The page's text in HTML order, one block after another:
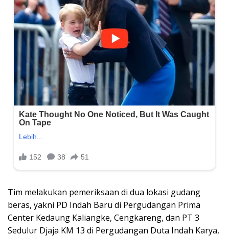
Tim melakukan pemeriksaan di dua lokasi gudang
beras, yakni PD Indah Baru di Pergudangan Prima
Center Kedaung Kaliangke, Cengkareng, dan PT 3
Sedulur Djaja KM 13 di Pergudangan Duta Indah Karya,